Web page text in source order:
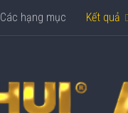
Các hạng mục Kết quả